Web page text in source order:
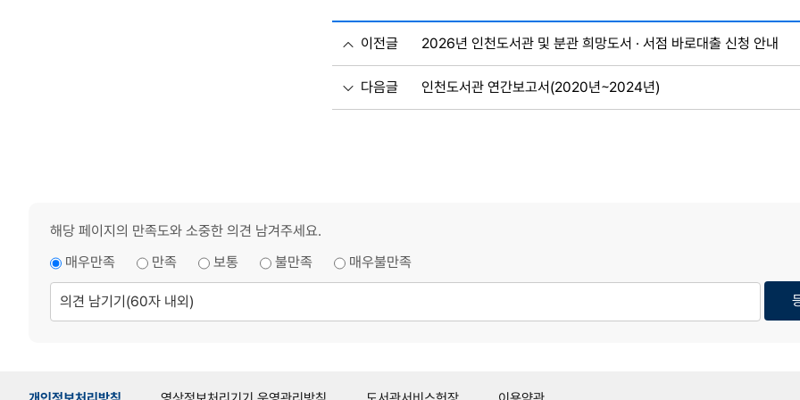
이전글 2026년 인천도서관 및 분관 희망도서 · 서점 바로대출 신청 안내
다음글 인천도서관 연간보고서(2020년~2024년)
해당 페이지의 만족도와 소중한 의견 남겨주세요.
매우만족
만족 보통 불만족
매우불만족
의
견
남